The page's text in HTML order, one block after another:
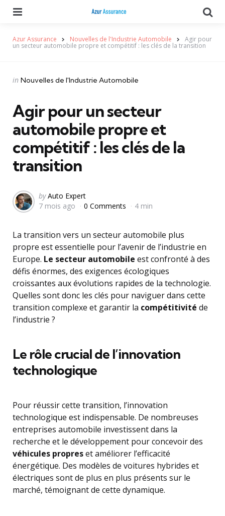
Azur Assurance Nouvelles de l'Industrie Automobile Agir pour
un secteur automobile propre et compétitif : les clés de la transition
Categories
Posted
in Nouvelles de l'Industrie Automobile
Agir pour un secteur
automobile propre et
compétitif : les clés de la
transition
Posted
by
by Auto Expert
7 mois ago
0 Comments 4 min
La transition vers un secteur automobile plus
propre est essentielle pour l’avenir de l’industrie en
Europe. Le secteur automobile est confronté à des
défis énormes, des exigences écologiques
croissantes aux évolutions rapides de la technologie.
Quelles sont donc les clés pour naviguer dans cette
transition complexe et garantir la compétitivité de
l’industrie ?
Le rôle crucial de l’innovation
technologique
Pour réussir cette transition, l’innovation
technologique est indispensable. De nombreuses
entreprises automobile investissent dans la
recherche et le développement pour concevoir des
véhicules propreset améliorer l’efficacité
énergétique. Des modèles de voitures hybrides et
électriques sont de plus en plus présents sur le
marché, témoignant de cette dynamique.